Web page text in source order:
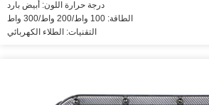
درجة حرارة اللون: أبيض بارد
الطاقة: 100 واط/200 واط/300 واط
التقنيات: الطلاء الكهربائي